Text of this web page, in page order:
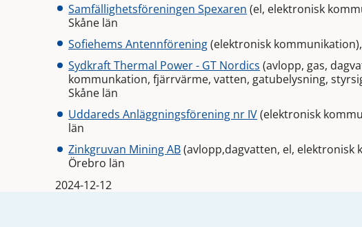
Samfällighetsföreningen Spexaren (el, elektronisk
Skåne län
Sofiehems Antennförening(elektronisk
Sydkraft Thermal Power - GT Nordics (avlopp, gas,
kommunkation, fjärrvärme, vatten, gatubelysning,
Skåne län
Uddareds Anläggningsförening nr IV(elektronisk
län
Zinkgruvan Mining AB(avlopp,dagvatten, el, elektronisk
Örebro län
2024-12-12